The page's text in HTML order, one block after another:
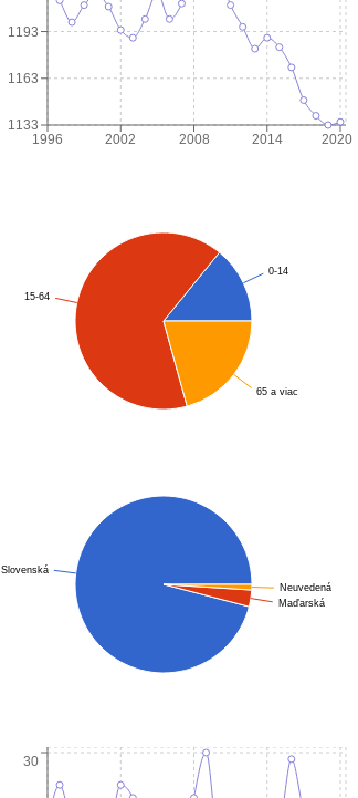
1996 2002 2008 2014 2020
1133
1163
1193
0-14
15-64
65 a viac
Slovenská
Maďarská
Neuvedená
30